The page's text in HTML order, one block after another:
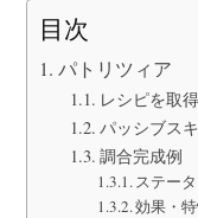
目次
パトリツィア
レシピを取
パッシブス
調合完成例
ステー
効果・